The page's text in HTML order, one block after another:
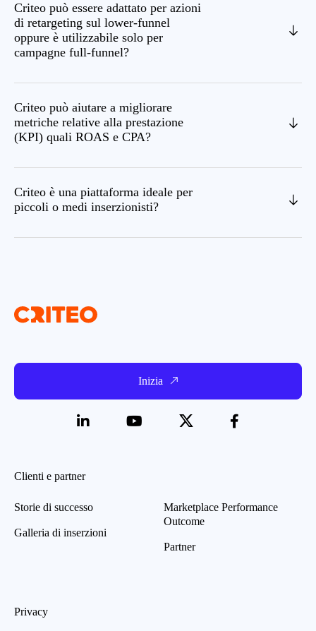
Criteo può essere adattato per azioni
di retargeting sul lower-funnel
oppure è utilizzabile solo per
campagne full-funnel?
Criteo può aiutare a migliorare
metriche relative alla prestazione
(KPI) quali ROAS e CPA?
Criteo è una piattaforma ideale per
piccoli o medi inserzionisti?
Inizia
Clienti e partner
Storie di successo
Galleria di inserzioni
Marketplace Performance
Outcome
Partner
Privacy